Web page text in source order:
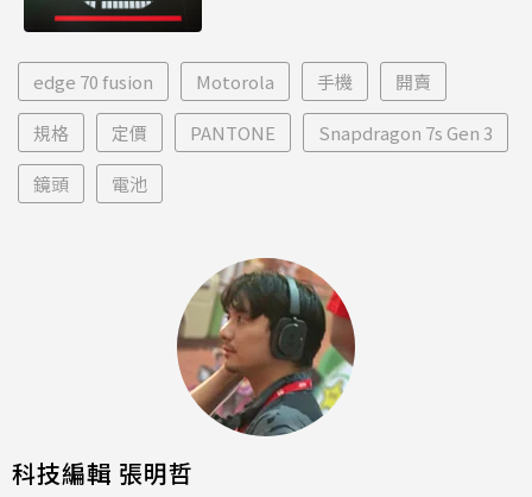
edge 70 fusion Motorola 手機 開賣
規格 定價 PANTONE Snapdragon 7s Gen 3
鏡頭 電池
科技編輯 張明哲